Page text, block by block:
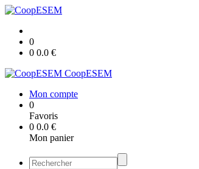
0
0 0.0 €
CoopESEM
Mon compte
0
Favoris
0 0.0 €
Mon panier